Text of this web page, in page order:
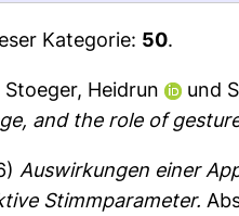
Kategorie: 50.
Stoeger, Heidrun und
and the role of
Auswirkungen einer
Stimmparameter.